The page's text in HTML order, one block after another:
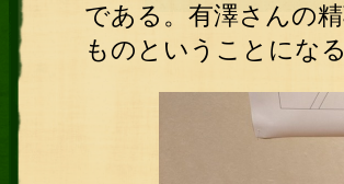
である。有澤さんの
ものということになる